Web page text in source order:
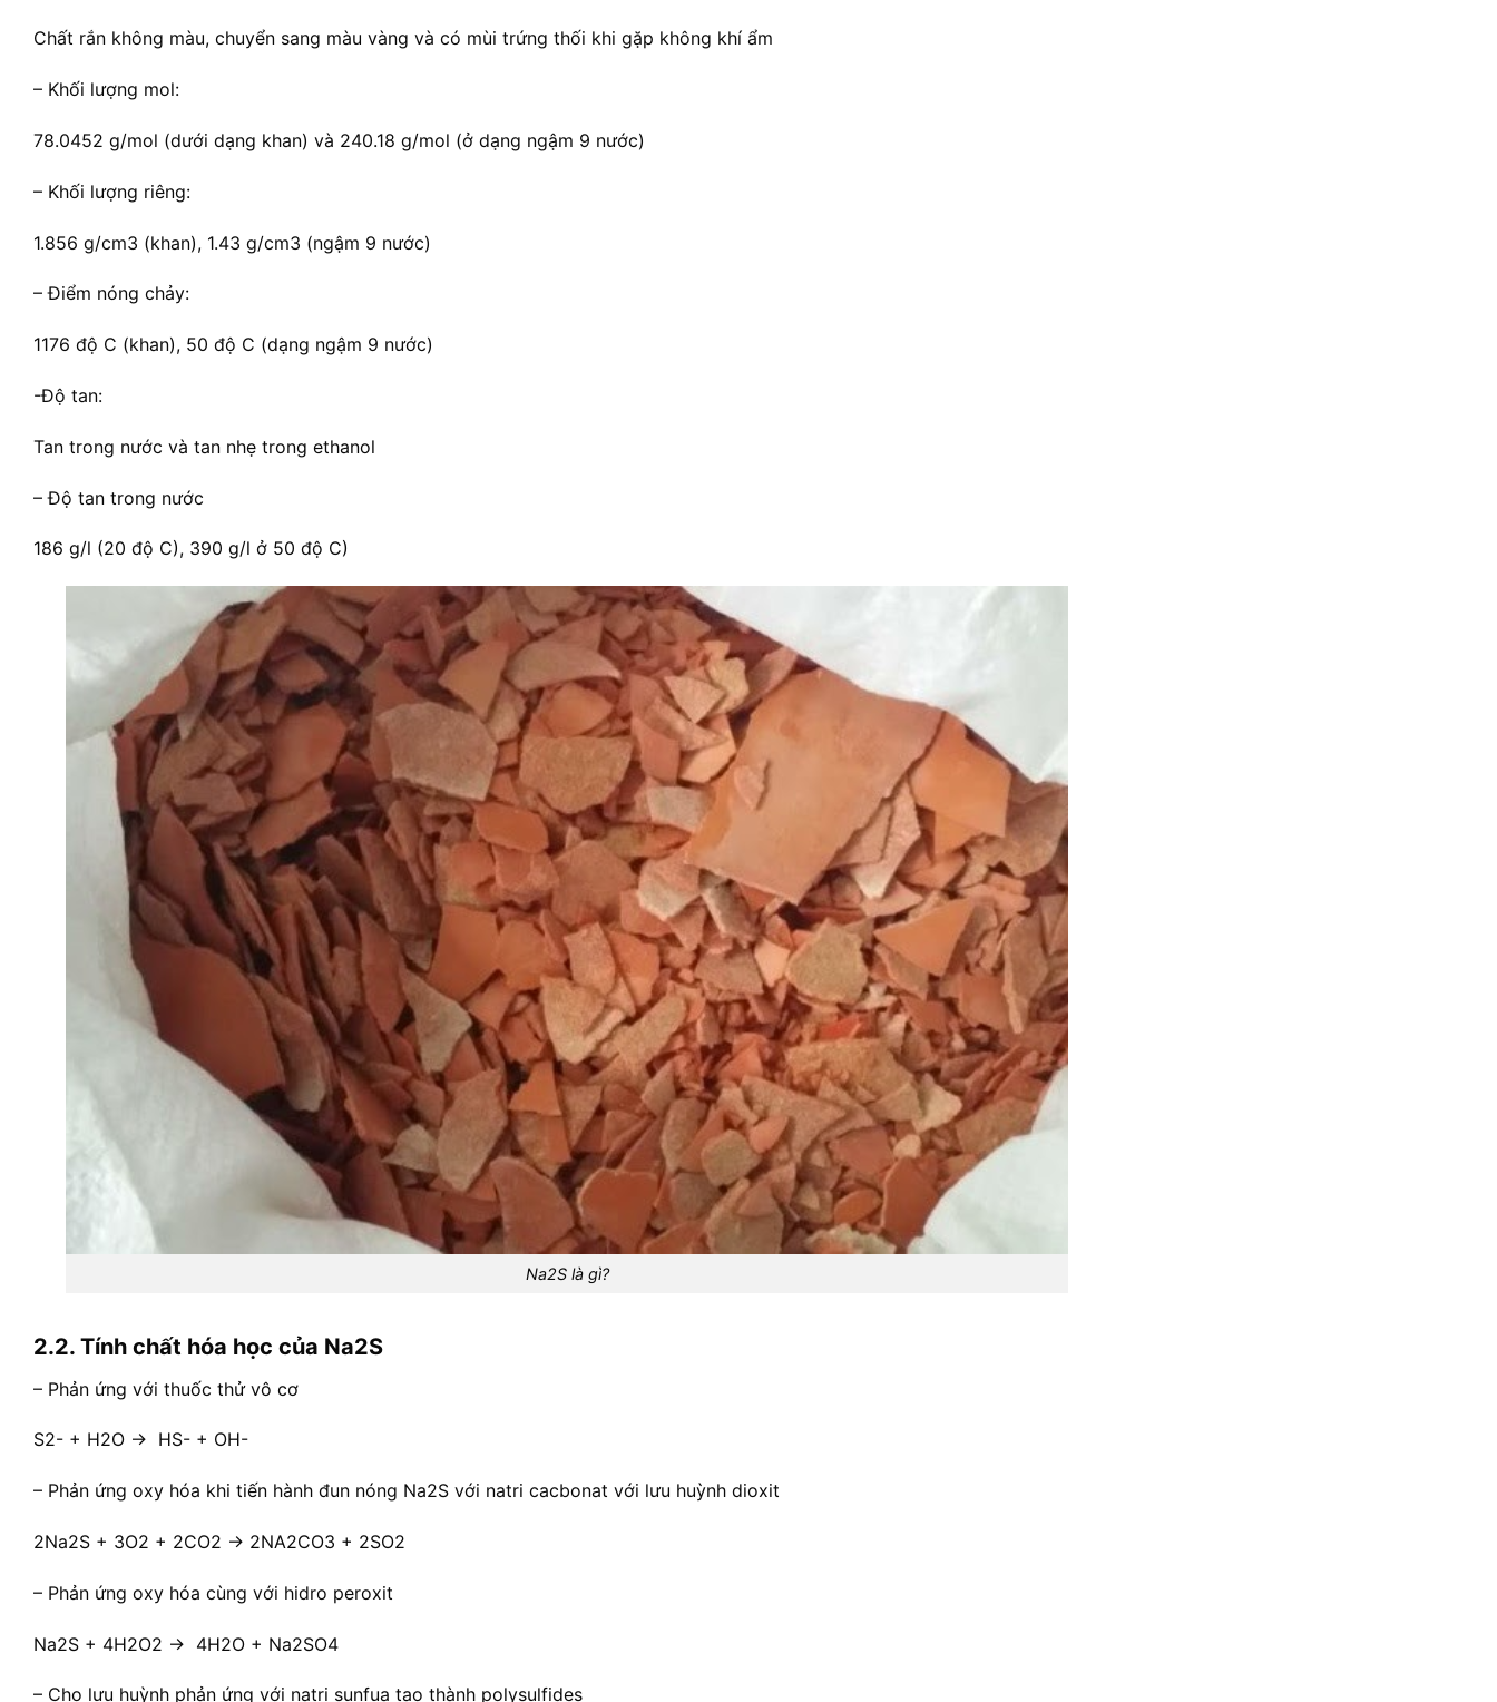
Chất rắn không màu, chuyển sang màu vàng và có mùi trứng thối khi gặp không khí ẩm
– Khối lượng mol:
78.0452 g/mol (dưới dạng khan) và 240.18 g/mol (ở dạng ngậm 9 nước)
– Khối lượng riêng:
1.856 g/cm3 (khan), 1.43 g/cm3 (ngậm 9 nước)
– Điểm nóng chảy:
1176 độ C (khan), 50 độ C (dạng ngậm 9 nước)
-Độ tan:
Tan trong nước và tan nhẹ trong ethanol
– Độ tan trong nước
186 g/l (20 độ C), 390 g/l ở 50 độ C)
Na2S là gì?
2.2. Tính chất hóa học của Na2S
– Phản ứng với thuốc thử vô cơ
S2- + H2O → HS- + OH-
– Phản ứng oxy hóa khi tiến hành đun nóng Na2S với natri cacbonat với lưu huỳnh dioxit
2Na2S + 3O2 + 2CO2 → 2NA2CO3 + 2SO2
– Phản ứng oxy hóa cùng với hidro peroxit
Na2S + 4H2O2 → 4H2O + Na2SO4
– Cho lưu huỳnh phản ứng với natri sunfua tạo thành polysulfides